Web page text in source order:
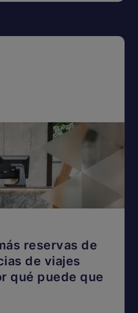
reservas de
de viajes
qué puede que